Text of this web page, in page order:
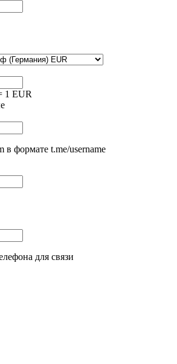
1 EUR
в формате t.me/username
для связи